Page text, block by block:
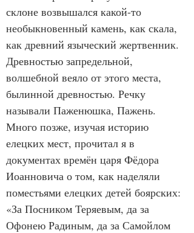
склоне возвышался какой-то
необыкновенный камень, как скала,
как древний языческий жертвенник.
Древностью запредельной,
волшебной веяло от этого места,
былинной древностью. Речку
называли Паженюшка, Пажень.
Много позже, изучая историю
елецких мест, прочитал я в
документах времён царя Фёдора
Иоанновича о том, как наделяли
поместьями елецких детей боярских:
«За Посником Теряевым, да за
Офонею Радиным, да за Самойлом